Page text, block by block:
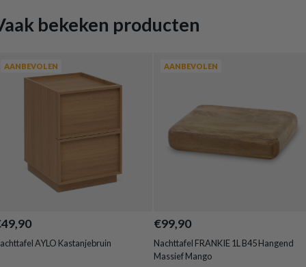
bekeken producten
AANBEVOLEN
AYLO Kastanjebruin
AANBEVOLEN
€99,90
Nachttafel FRANKIE 1L B45 Hangend
Massief Mango